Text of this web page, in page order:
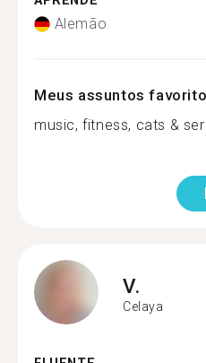
Alemão
Meus assuntos
music, fitness, cats &
V.
Celaya